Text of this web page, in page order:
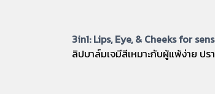
3in1: Lips, Eye, & Cheeks for
ลิปบาล์มเจมีสีเหมาะกับผู้แพ้ง่าย ปร